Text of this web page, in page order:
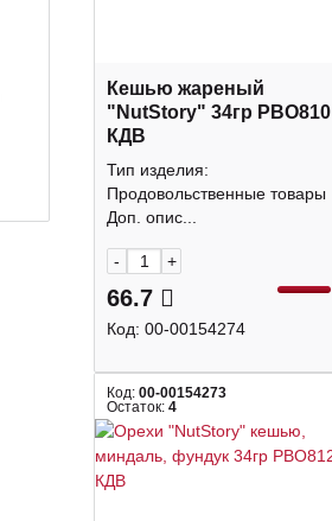
Кешью жареный
"NutStory" 34гр РВО810
КДВ
Тип изделия:
Продовольственные товары
Доп. опис...
- +
66.7
Код: 00-00154274
Код: 00-00154273
Остаток: 4